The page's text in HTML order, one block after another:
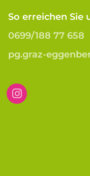
So erreichen Sie
0699/188 77 658
pg.graz-